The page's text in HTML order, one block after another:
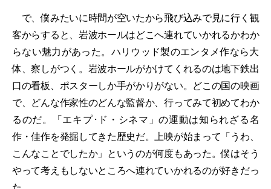
で、僕みたいに時間が空いたから飛び込みで見に行く観
客からすると、岩波ホールはどこへ連れていかれるかわか
らない魅力があった。ハリウッド製のエンタメ作なら大
体、察しがつく。岩波ホールがかけてくれるのは地下鉄出
口の看板、ポスターしか手がかりがない。どこの国の映画
で、どんな作家性のどんな監督か、行ってみて初めてわか
るのだ。「エキプ･ド・シネマ」の運動は知られざる名
作・佳作を発掘してきた歴史だ。上映が始まって「うわ、
こんなことでしたか」というのが何度もあった。僕はそう
やって考えもしないところへ連れていかれるのが好きだっ